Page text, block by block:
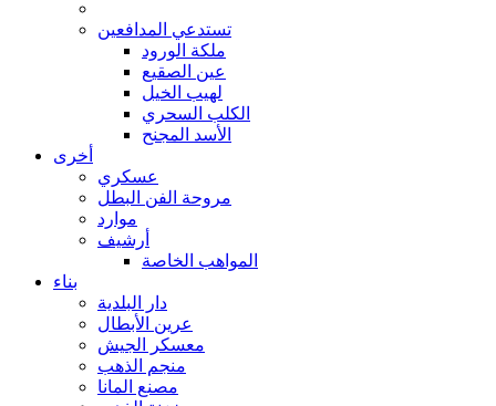
تستدعي المدافعين
ملكة الورود
عين الصقيع
لهيب الخيل
الكلب السحري
الأسد المجنح
أخرى
عسكري
مروحة الفن البطل
موارد
أرشيف
المواهب الخاصة
بناء
دار البلدية
عرين الأبطال
معسكر الجيش
منجم الذهب
مصنع المانا